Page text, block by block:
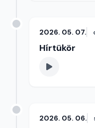
2026. 05. 07.
Hírtükör
2026. 05. 06.